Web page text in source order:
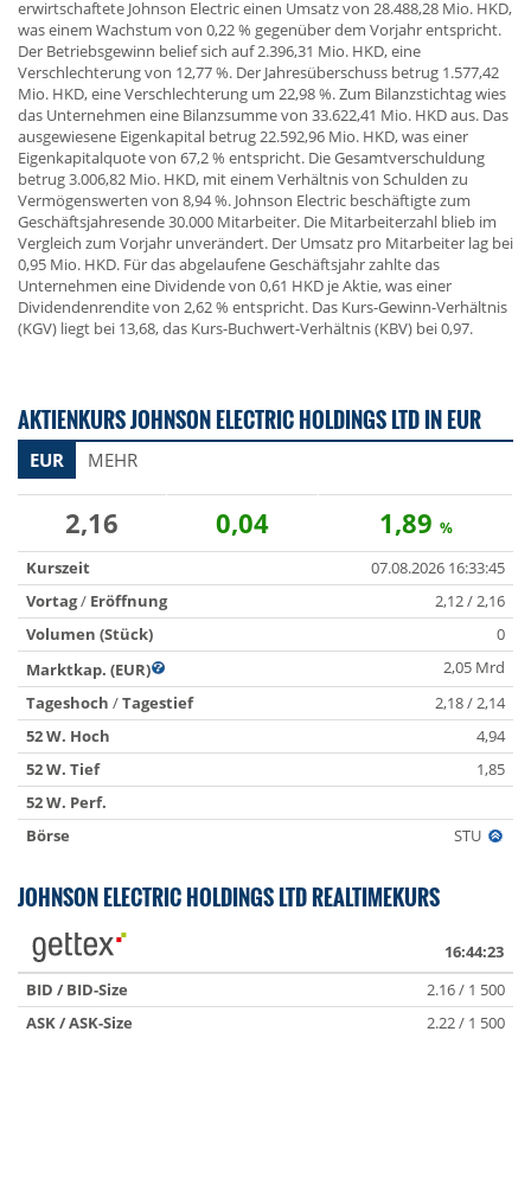
erwirtschaftete Johnson Electric einen Umsatz von 28.488,28 Mio. HKD,
was einem Wachstum von 0,22 % gegenüber dem Vorjahr entspricht.
Der Betriebsgewinn belief sich auf 2.396,31 Mio. HKD, eine
Verschlechterung von 12,77 %. Der Jahresüberschuss betrug 1.577,42
Mio. HKD, eine Verschlechterung um 22,98 %. Zum Bilanzstichtag wies
das Unternehmen eine Bilanzsumme von 33.622,41 Mio. HKD aus. Das
ausgewiesene Eigenkapital betrug 22.592,96 Mio. HKD, was einer
Eigenkapitalquote von 67,2 % entspricht. Die Gesamtverschuldung
betrug 3.006,82 Mio. HKD, mit einem Verhältnis von Schulden zu
Vermögenswerten von 8,94 %. Johnson Electric beschäftigte zum
Geschäftsjahresende 30.000 Mitarbeiter. Die Mitarbeiterzahl blieb im
Vergleich zum Vorjahr unverändert. Der Umsatz pro Mitarbeiter lag bei
0,95 Mio. HKD. Für das abgelaufene Geschäftsjahr zahlte das
Unternehmen eine Dividende von 0,61 HKD je Aktie, was einer
Dividendenrendite von 2,62 % entspricht. Das Kurs-Gewinn-Verhältnis
(KGV) liegt bei 13,68, das Kurs-Buchwert-Verhältnis (KBV) bei 0,97.
AKTIENKURS JOHNSON ELECTRIC HOLDINGS LTD IN EUR
EUR MEHR
2,16 0,04 1,89 %
Kurszeit
07.08.2026 16:33:45
Vortag/ Eröffnung
2,12 / 2,16
Volumen (Stück)
0
Marktkap. (EUR)
2,05 Mrd
Tageshoch /Tagestief
2,18 / 2,14
52 W. Hoch
4,94
52 W. Tief
1,85
52 W. Perf.
Börse
STU
JOHNSON ELECTRIC HOLDINGS LTD REALTIMEKURS
16:44:23
BID / BID-Size
2.16 / 1 500
ASK / ASK-Size
2.22 / 1 500